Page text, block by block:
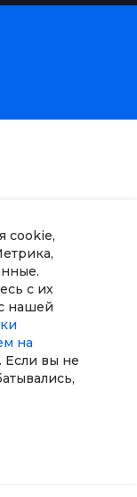
cookie,
с их
нашей
на
. Если вы не